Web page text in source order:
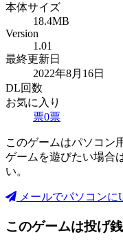
本体サイズ
18.4MB
Version
1.01
最終更新日
2022年8月16日
DL回数
お気に入り
票0票
このゲームはパソコン
ゲームを遊びたい場合
い。
メールでパソコンに
このゲームは投げ